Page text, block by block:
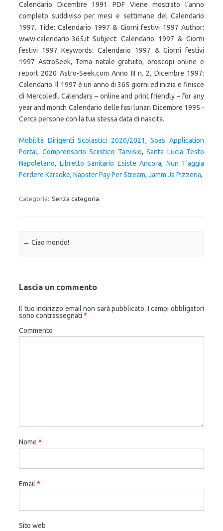
Mobilità Dirigenti Scolastici 2020/2021,Soas Application
Portal, Comprensorio Sciistico Tarvisio, Santa Lucia Testo
Napoletano, Libretto Sanitario Esiste Ancora, Nun T'aggia
Perdere Karaoke, Napster Pay Per Stream, Jamm Ja Pizzeria,
Categoria: Senza categoria
Navigazione articolo
← Ciao mondo!
Lascia un commento
Il tuo indirizzo email non sarà pubblicato. I campi obbligatori
sono contrassegnati *
Commento
Nome *
Email *
Sito web